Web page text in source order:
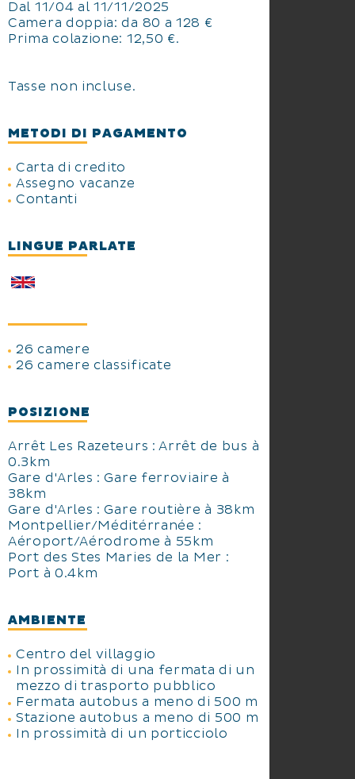
Dal 11/04 al 11/11/2025
Camera doppia: da 80 a 128 €
Prima colazione: 12,50 €.
Tasse non incluse.
METODI DI PAGAMENTO
Carta di credito
Assegno vacanze
Contanti
LINGUE PARLATE
26 camere
26 camere classificate
POSIZIONE
Arrêt Les Razeteurs : Arrêt de bus à
0.3km
Gare d'Arles : Gare ferroviaire à
38km
Gare d'Arles : Gare routière à 38km
Montpellier/Méditérranée :
Aéroport/Aérodrome à 55km
Port des Stes Maries de la Mer :
Port à 0.4km
AMBIENTE
Centro del villaggio
In prossimità di una fermata di un
mezzo di trasporto pubblico
Fermata autobus a meno di 500 m
Stazione autobus a meno di 500 m
In prossimità di un porticciolo